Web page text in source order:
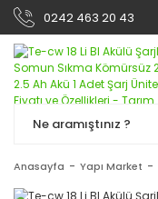
0242 463 20 43
Anasayfa Yapı Market